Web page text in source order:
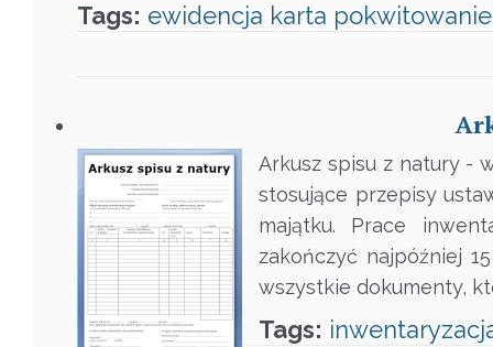
Tags: ewidencja karta pokwitowanie
Arkusz spisu z natury -
stosujące przepisy
majątku. Prace
zakończyć najpóźniej
wszystkie dokumenty,
Tags: